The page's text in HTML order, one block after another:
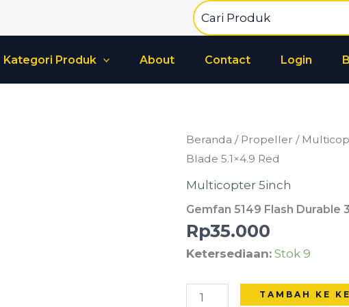
Search
for:
Kategori Produk About Contact Login
Beranda / Propeller /
Blade 5.1×4.9 Red
Multicopter 5inch
Gemfan 5149 Flash Durable
Rp35.000
Ketersediaan: Stok 9
Kuantitas
Gemfan
5149
Durable
3
Blade
Red
TAMBAH KE